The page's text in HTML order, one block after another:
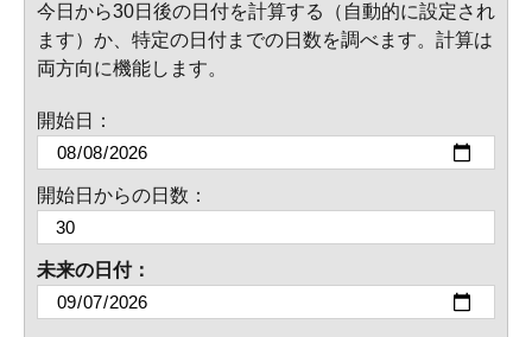
今日から30日後の日付を計算する（自動的に設定され
ます）か、特定の日付までの日数を調べます。計算は
両方向に機能します。
開始日：
開始日からの日数：
未来の日付：